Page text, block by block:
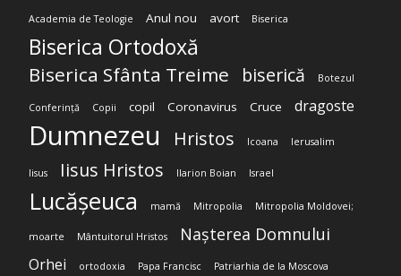
Academia de Teologie Anul nou avort Biserica
Biserica Ortodoxă
Biserica Sfânta Treime biserică Botezul
Conferință Copii copil Coronavirus Cruce dragoste
Dumnezeu Hristos Icoana Ierusalim
Iisus Iisus Hristos Ilarion Boian Israel
Lucășeuca mamă Mitropolia Mitropolia Moldovei;
moarte Mântuitorul Hristos Nașterea Domnului
Orhei ortodoxia Papa Francisc Patriarhia de la Moscova